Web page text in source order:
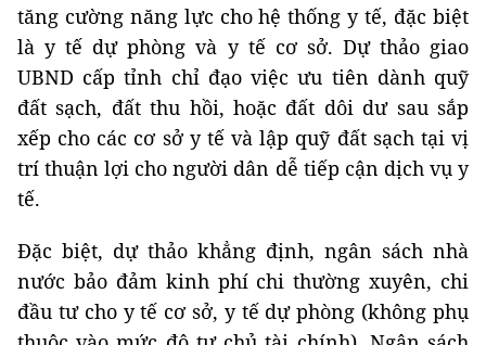
tăng cường năng lực cho hệ thống y tế, đặc biệt
là y tế dự phòng và y tế cơ sở. Dự thảo giao
UBND cấp tỉnh chỉ đạo việc ưu tiên dành quỹ
đất sạch, đất thu hồi, hoặc đất dôi dư sau sắp
xếp cho các cơ sở y tế và lập quỹ đất sạch tại vị
trí thuận lợi cho người dân dễ tiếp cận dịch vụ y
tế.
Đặc biệt, dự thảo khẳng định, ngân sách nhà
nước bảo đảm kinh phí chi thường xuyên, chi
đầu tư cho y tế cơ sở, y tế dự phòng (không phụ